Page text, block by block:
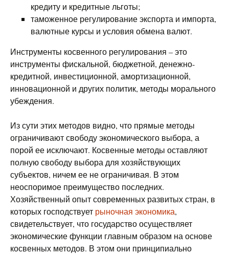
кредиту и кредитные льготы;
таможенное регулирование экспорта и импорта,
валютные курсы и условия обмена валют.
Инструменты косвенного регулирования – это
инструменты фискальной, бюджетной, денежно-
кредитной, инвестиционной, амортизационной,
инновационной и других политик, методы морального
убеждения.
Из сути этих методов видно, что прямые методы
ограничивают свободу экономического выбора, а
порой ее исключают. Косвенные методы оставляют
полную свободу выбора для хозяйствующих
субъектов, ничем ее не ограничивая. В этом
неоспоримое преимущество последних.
Хозяйственный опыт современных развитых стран, в
которых господствует рыночная экономика,
свидетельствует, что государство осуществляет
экономические функции главным образом на основе
косвенных методов. В этом они принципиально